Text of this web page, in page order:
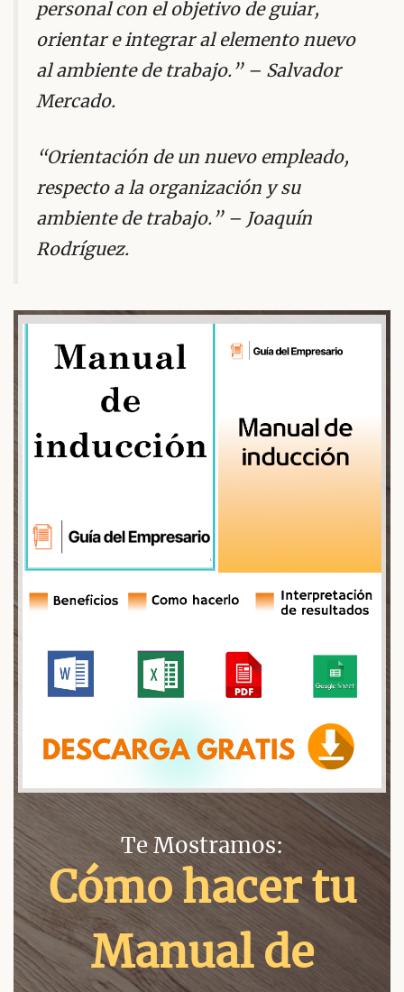
personal con el objetivo de guiar,
orientar e integrar al elemento nuevo
al ambiente de trabajo.” – Salvador
Mercado.
“Orientación de un nuevo empleado,
respecto a la organización y su
ambiente de trabajo.” – Joaquín
Rodríguez.
Te Mostramos:
Cómo hacer tu
Manual de